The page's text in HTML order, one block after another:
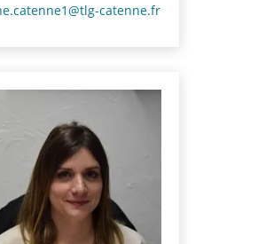
catenne.fr